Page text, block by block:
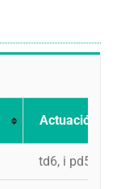
Actuació
td6, i pd5